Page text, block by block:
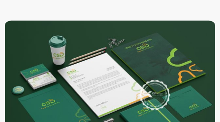
CSD
Cloud
Service